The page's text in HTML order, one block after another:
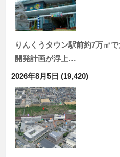
りんくうタウン駅前約7万㎡
開発計画が浮上…
2026年8月5日 (19,420)